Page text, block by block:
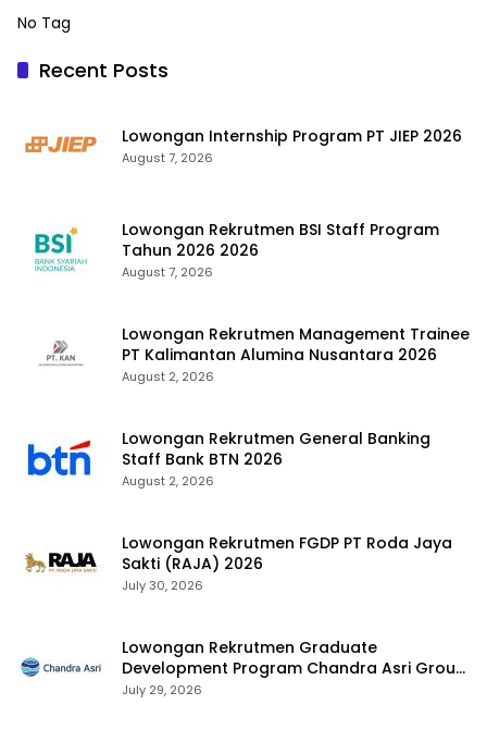
No Tag
Recent Posts
Lowongan Internship Program PT JIEP 2026
August 7, 2026
Lowongan Rekrutmen BSI Staff Program
Tahun 2026 2026
August 7, 2026
Lowongan Rekrutmen Management Trainee
PT Kalimantan Alumina Nusantara 2026
August 2, 2026
Lowongan Rekrutmen General Banking
Staff Bank BTN 2026
August 2, 2026
Lowongan Rekrutmen FGDP PT Roda Jaya
Sakti (RAJA) 2026
July 30, 2026
Lowongan Rekrutmen Graduate
Development Program Chandra Asri Group
2026
July 29, 2026